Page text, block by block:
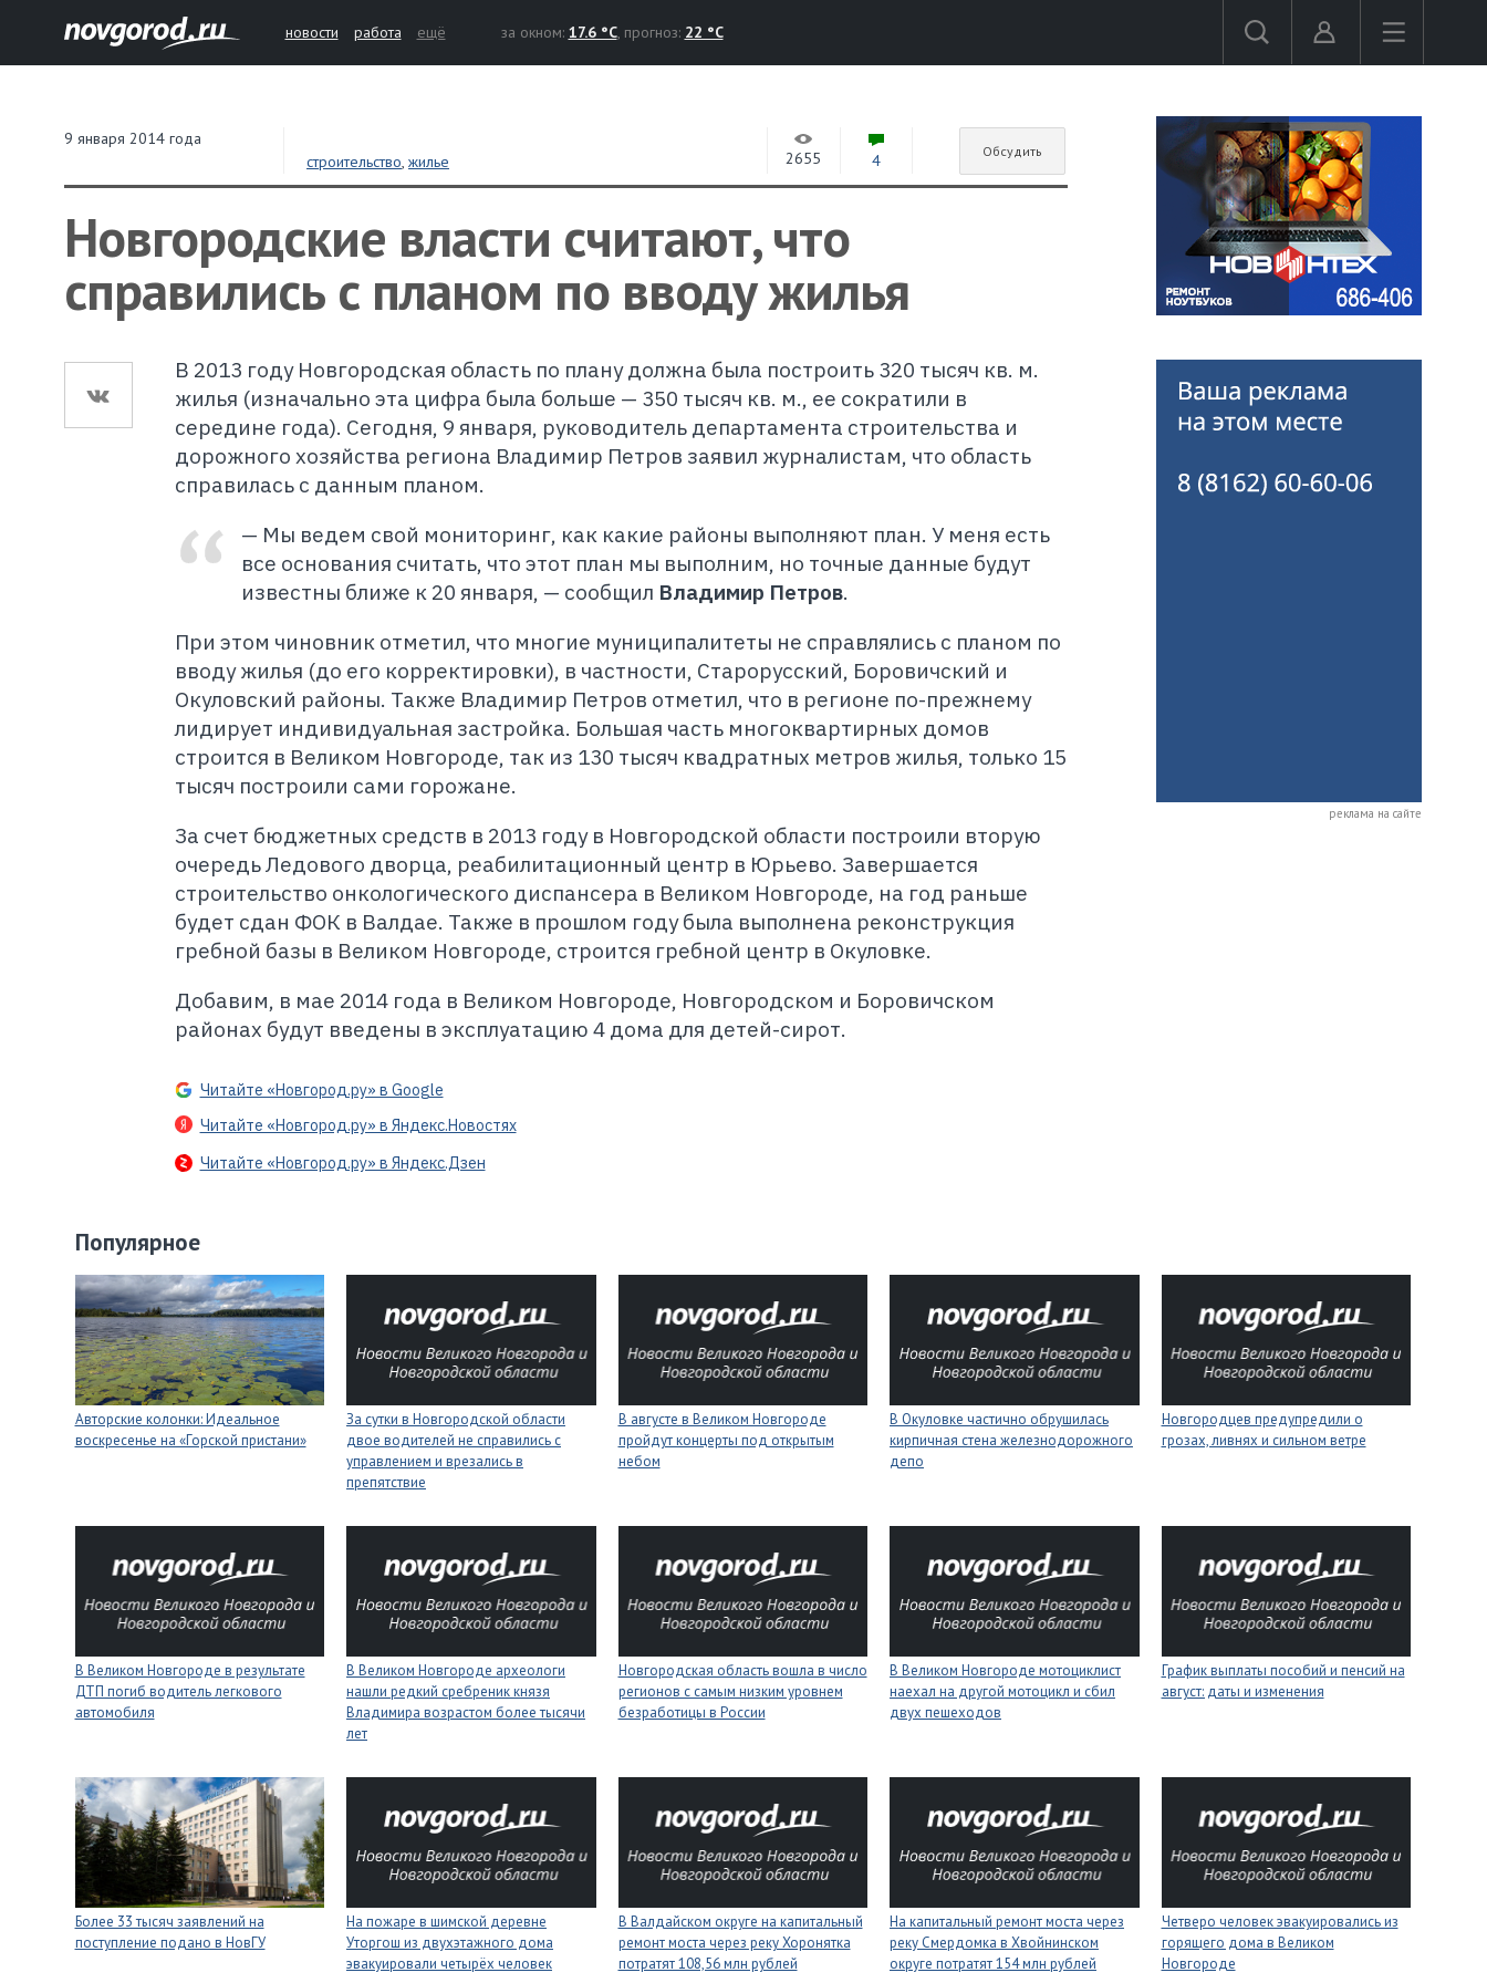
новости работа ещё за окном: 17.6 °C, прогноз: 22 °C
9 января 2014 года
строительство,жилье 2655 4 Обсудить
Новгородские власти считают, что
справились с планом по вводу жилья
В 2013 году Новгородская область по плану должна была построить 320 тысяч кв. м.
жилья (изначально эта цифра была больше — 350 тысяч кв. м., ее сократили в
середине года). Сегодня, 9 января, руководитель департамента строительства и
дорожного хозяйства региона Владимир Петров заявил журналистам, что область
справилась с данным планом.
— Мы ведем свой мониторинг, как какие районы выполняют план. У меня есть
все основания считать, что этот план мы выполним, но точные данные будут
известны ближе к 20 января, — сообщил Владимир Петров.
При этом чиновник отметил, что многие муниципалитеты не справлялись с планом по
вводу жилья (до его корректировки), в частности, Старорусский, Боровичский и
Окуловский районы. Также Владимир Петров отметил, что в регионе по-прежнему
лидирует индивидуальная застройка. Большая часть многоквартирных домов
строится в Великом Новгороде, так из 130 тысяч квадратных метров жилья, только 15
тысяч построили сами горожане.
За счет бюджетных средств в 2013 году в Новгородской области построили вторую
очередь Ледового дворца, реабилитационный центр в Юрьево. Завершается
строительство онкологического диспансера в Великом Новгороде, на год раньше
будет сдан ФОК в Валдае. Также в прошлом году была выполнена реконструкция
гребной базы в Великом Новгороде, строится гребной центр в Окуловке.
Добавим, в мае 2014 года в Великом Новгороде, Новгородском и Боровичском
районах будут введены в эксплуатацию 4 дома для детей-сирот.
Читайте «Новгород.ру» в Google
Читайте «Новгород.ру» в Яндекс.Новостях
Читайте «Новгород.ру» в Яндекс.Дзен
реклама на сайте
Популярное
Авторские колонки: Идеальное
воскресенье на «Горской пристани»
За сутки в Новгородской области
двое водителей не справились с
управлением и врезались в
препятствие
В августе в Великом Новгороде
пройдут концерты под открытым
небом
В Окуловке частично обрушилась
кирпичная стена железнодорожного
депо
Новгородцев предупредили о
грозах, ливнях и сильном ветре
В Великом Новгороде в результате
ДТП погиб водитель легкового
автомобиля
В Великом Новгороде археологи
нашли редкий сребреник князя
Владимира возрастом более тысячи
лет
Новгородская область вошла в число
регионов с самым низким уровнем
безработицы в России
В Великом Новгороде мотоциклист
наехал на другой мотоцикл и сбил
двух пешеходов
График выплаты пособий и пенсий на
август: даты и изменения
Более 33 тысяч заявлений на
поступление подано в НовГУ
На пожаре в шимской деревне
Уторгош из двухэтажного дома
эвакуировали четырёх человек
В Валдайском округе на капитальный
ремонт моста через реку Хоронятка
потратят 108,56 млн рублей
На капитальный ремонт моста через
реку Смердомка в Хвойнинском
округе потратят 154 млн рублей
Четверо человек эвакуировались из
горящего дома в Великом
Новгороде